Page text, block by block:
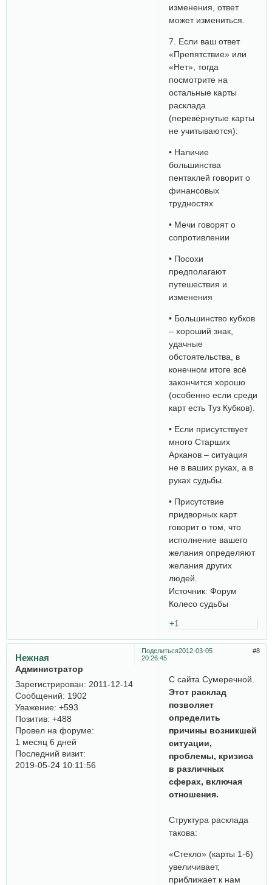
изменения, ответ
может измениться.
7. Если ваш ответ
«Препятствие» или
«Нет», тогда
посмотрите на
остальные карты
расклада
(перевёрнутые карты
не учитываются):
• Наличие
большинства
пентаклей говорит о
финансовых
трудностях
• Мечи говорят о
сопротивлении
• Посохи
предполагают
путешествия и
изменения
• Большинство кубков
– хороший знак,
удачные
обстоятельства, в
конечном итоге всё
закончится хорошо
(особенно если среди
карт есть Туз Кубков).
• Если присутствует
много Старших
Арканов – ситуация
не в ваших руках, а в
руках судьбы.
• Присутствие
придворных карт
говорит о том, что
исполнение вашего
желания определяют
желания других
людей.
Источник: Форум
Колесо судьбы
+1
Поделиться 8
2012-03-05
20:26:45
Нежная
Администратор
Зарегистрирован: 2011-12-14
Сообщений: 1902
Уважение: +593
Позитив: +488
Провел на форуме:
1 месяц 6 дней
Последний визит:
2019-05-24 10:11:56
С сайта Сумеречной.
Этот расклад
позволяет
определить
причины возникшей
ситуации,
проблемы, кризиса
в различных
сферах, включая
отношения.
Структура расклада
такова:
«Стекло» (карты 1-6)
увеличивает,
приближает к нам